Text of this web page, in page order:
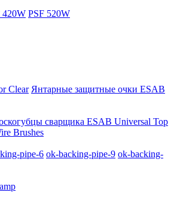
420W PSF 520W
Clear Янтарные защитные очки ESAB
сварщика ESAB Universal Top
Brushes
pipe-6 ok-backing-pipe-9 ok-backing-